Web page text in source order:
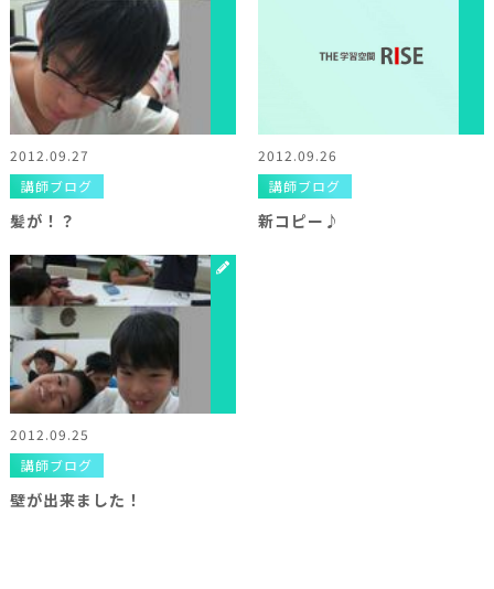
2012.09.27
講師ブログ
髪が！？
2012.09.26
講師ブログ
新コピー♪
2012.09.25
講師ブログ
壁が出来ました！